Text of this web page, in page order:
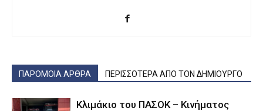
ΠΑΡΟΜΟΙΑ ΑΡΘΡΑ ΠΕΡΙΣΣΟΤΕΡΑ ΑΠΟ ΤΟΝ ΔΗΜΙΟΥΡΓΟ
Κλιμάκιο του ΠΑΣΟΚ – Κινήματος